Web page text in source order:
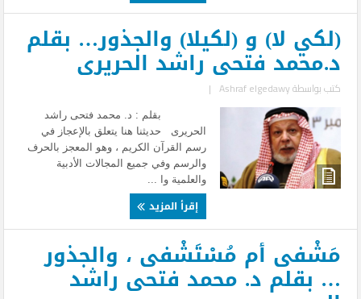
(لكي لا) و (لكيلا) والجذور… بقلم
د.محمد فتحى راشد الحريرى
كتب بواسطةAshraf elgedawy
|
بقلم : د. محمد فتحى راشد
الحريرى حديثنا هنا يتعلق بالإعجاز في
رسم القرآن الكريم ، وهو المعجز بالحرف
والرسم وفي جميع المجالات الأدبية
والعلمية وا ...
إقرأ المزيد
مَشْفى أم مُسْتَشْفى ، والجذور
… بقلم د. محمد فتحى راشد